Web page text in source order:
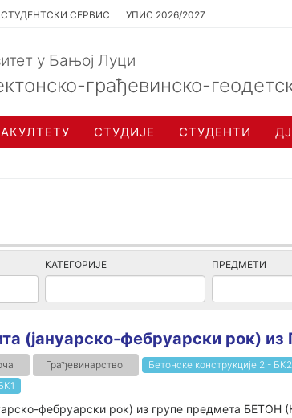
СТУДЕНТСКИ СЕРВИС УПИС 2026/2027
у Бањој Луци
грађевинско-
СТУДИЈЕ СТУДЕНТИ
КАТЕГОРИЈЕ ПРЕДМЕТИ
(јануарско-фебруарски рок)
Грађевинарство Бетонске конструкције 2 - БК2
фебруарски рок) из групе предмета